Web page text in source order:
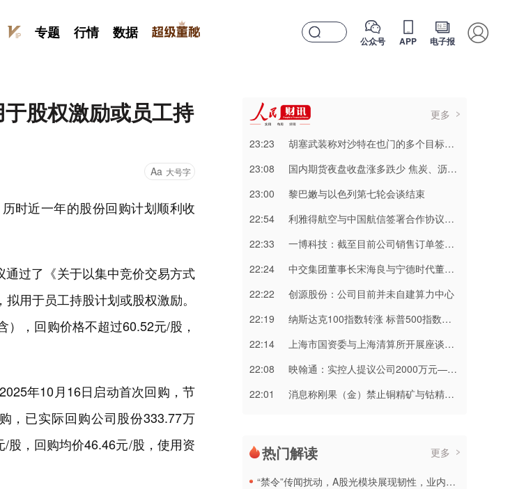
专题 行情 数据 公众号 APP 电子报
股权激励或员工持
Aa 大号字
时近一年的股份回购计划顺利收
过了《关于以集中竞价交易方式
用于员工持股计划或股权激励。
，回购价格不超过60.52元/股，
年10月16日启动首次回购，节
，已实际回购公司股份333.77万
股，回购均价46.46元/股，使用资
更多
23:23
胡塞武装称对沙特在也门的多个目标实施打击
23:08
国内期货夜盘收盘涨多跌少 焦炭、沥青涨超2%
23:00
黎巴嫩与以色列第七轮会谈结束
22:54
利雅得航空与中国航信签署合作协议加强互联互通
22:33
一博科技：截至目前公司销售订单签单金额同比增长超过70%
22:24
中交集团董事长宋海良与宁德时代董事长曾毓群举行会谈
22:22
创源股份：公司目前并未自建算力中心
22:19
纳斯达克100指数转涨 标普500指数涨0.2%
22:14
上海市国资委与上海清算所开展座谈交流
22:08
映翰通：实控人提议公司2000万元—3000万元回购股份
22:01
消息称刚果（金）禁止铜精矿与钴精矿出口 上市公司回应
热门解读 更多
“禁令”传闻扰动，A股光模块展现韧性，业内人士：预计落地难度大